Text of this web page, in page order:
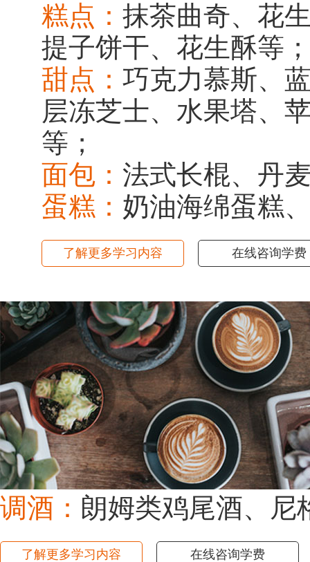
糕点： 抹茶曲奇、花
提子饼干、花生酥等
甜点： 巧克力慕斯、
层冻芝士、水果塔、
等；
面包： 法式长棍、丹
蛋糕： 奶油海绵蛋糕
了解更多学习内容 在线咨询学费
调酒： 朗姆类鸡尾酒、尼
了解更多学习内容 在线咨询学费